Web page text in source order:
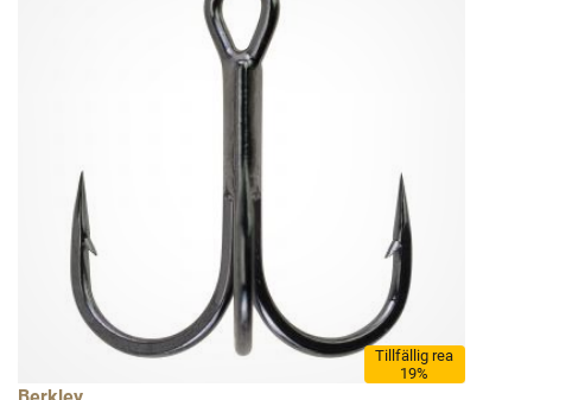
Tillfällig rea
19%